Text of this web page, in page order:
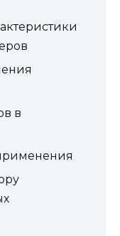
в